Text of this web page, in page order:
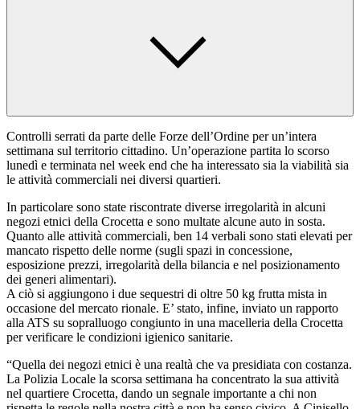
Controlli serrati da parte delle Forze dell’Ordine per un’intera
settimana sul territorio cittadino. Un’operazione partita lo scorso
lunedì e terminata nel week end che ha interessato sia la viabilità sia
le attività commerciali nei diversi quartieri.
In particolare sono state riscontrate diverse irregolarità in alcuni
negozi etnici della Crocetta e sono multate alcune auto in sosta.
Quanto alle attività commerciali, ben 14 verbali sono stati elevati per
mancato rispetto delle norme (sugli spazi in concessione,
esposizione prezzi, irregolarità della bilancia e nel posizionamento
dei generi alimentari).
A ciò si aggiungono i due sequestri di oltre 50 kg frutta mista in
occasione del mercato rionale. E’ stato, infine, inviato un rapporto
alla ATS su sopralluogo congiunto in una macelleria della Crocetta
per verificare le condizioni igienico sanitarie.
“Quella dei negozi etnici è una realtà che va presidiata con costanza.
La Polizia Locale la scorsa settimana ha concentrato la sua attività
nel quartiere Crocetta, dando un segnale importante a chi non